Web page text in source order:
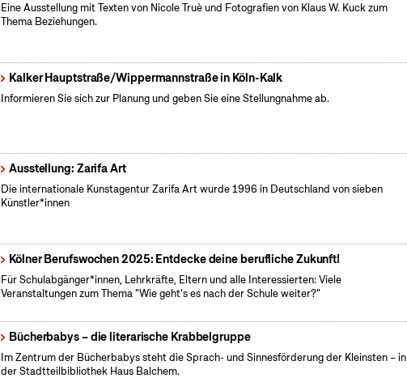
Eine Ausstellung mit Texten von Nicole Truè und Fotografien von Klaus W. Kuck zum
Thema Beziehungen.
Kalker Hauptstraße/Wippermannstraße in Köln-Kalk
Informieren Sie sich zur Planung und geben Sie eine Stellungnahme ab.
Ausstellung: Zarifa Art
Die internationale Kunstagentur Zarifa Art wurde 1996 in Deutschland von sieben
Künstler*innen
Kölner Berufswochen 2025: Entdecke deine berufliche Zukunft!
Für Schulabgänger*innen, Lehrkräfte, Eltern und alle Interessierten: Viele
Veranstaltungen zum Thema "Wie geht's es nach der Schule weiter?"
Bücherbabys – die literarische Krabbelgruppe
Im Zentrum der Bücherbabys steht die Sprach- und Sinnesförderung der Kleinsten – in
der Stadtteilbibliothek Haus Balchem.